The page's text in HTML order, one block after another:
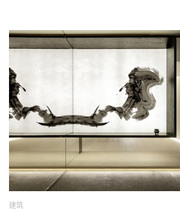
建筑